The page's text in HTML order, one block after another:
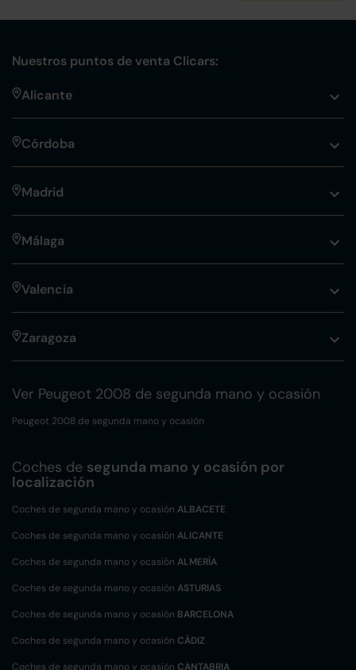
Nuestros puntos de venta Clicars:
Alicante
Córdoba
Madrid
Málaga
Valencia
Zaragoza
Ver Peugeot 2008 de segunda mano y ocasión
Peugeot 2008 de segunda mano y ocasión
Coches de segunda mano y ocasión por
localización
Coches de segunda mano y ocasión ALBACETE
Coches de segunda mano y ocasión ALICANTE
Coches de segunda mano y ocasión ALMERÍA
Coches de segunda mano y ocasión ASTURIAS
Coches de segunda mano y ocasión BARCELONA
Coches de segunda mano y ocasión CÁDIZ
Coches de segunda mano y ocasión CANTABRIA